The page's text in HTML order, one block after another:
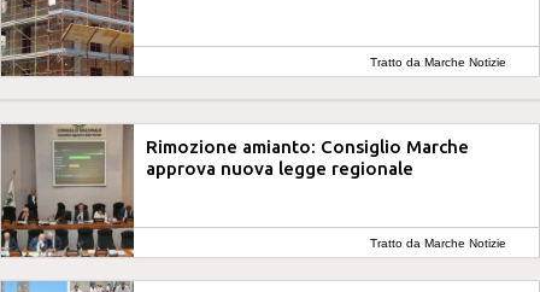
Tratto da Marche Notizie
Rimozione amianto: Consiglio Marche
approva nuova legge regionale
Tratto da Marche Notizie